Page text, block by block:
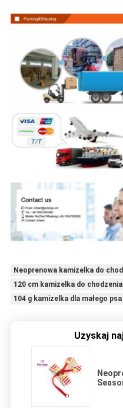
Neoprenowa kamizelka do
120 cm kamizelka do
104 g kamizelka dla małego psa
Uzyskaj